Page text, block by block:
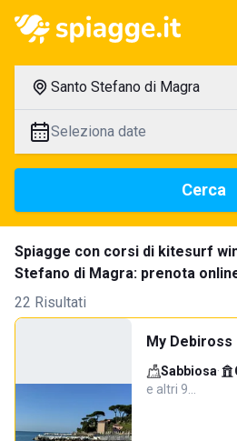
Santo Stefano di Magra
Seleziona date
Cerca
Spiagge con corsi di kitesurf
Stefano di Magra: prenota
22 Risultati
My Debiross
Sabbiosa·
e altri 9…